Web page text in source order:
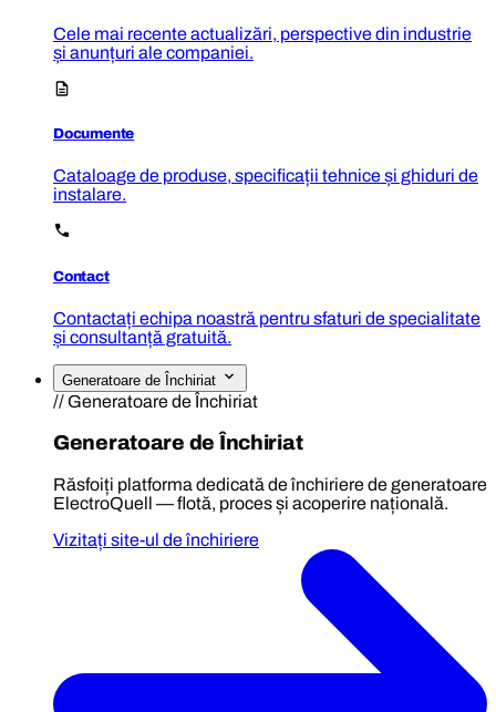
Cele mai recente actualizări, perspective din industrie
și anunțuri ale companiei.
Documente
Cataloage de produse, specificații tehnice și ghiduri de
instalare.
Contact
Contactați echipa noastră pentru sfaturi de specialitate
și consultanță gratuită.
Generatoare de Închiriat
// Generatoare de Închiriat
Generatoare de Închiriat
Răsfoiți platforma dedicată de închiriere de generatoare
ElectroQuell — flotă, proces și acoperire națională.
Vizitați site-ul de închiriere